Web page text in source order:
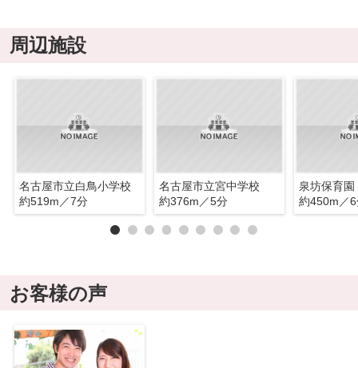
周辺施設
名古屋市立白鳥小学校
約519m／7分
名古屋市立宮中学校
約376m／5分
泉坊保育園
約450m／
お客様の声